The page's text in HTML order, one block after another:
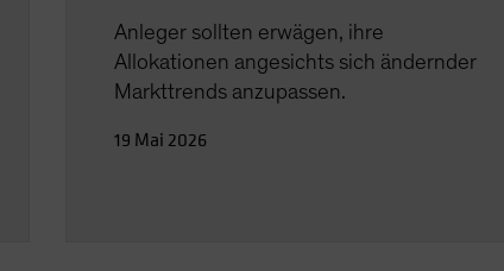
Anleger sollten erwägen, ihre
Allokationen angesichts sich ändernder
Markttrends anzupassen.
19 Mai 2026